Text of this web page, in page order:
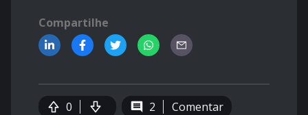
Compartilhe
0 2 Comentar